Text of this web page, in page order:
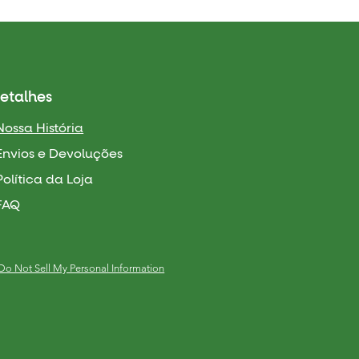
História
e Devoluções
da Loja
Not Sell My Personal Information